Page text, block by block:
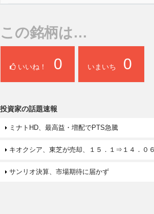
この銘柄は…
いいね！ 0 いまいち 0
投資家の話題速報
ミナトHD、最高益・増配でPTS急騰
キオクシア、東芝が売却、１５．１⇒１４．０
サンリオ決算、市場期待に届かず